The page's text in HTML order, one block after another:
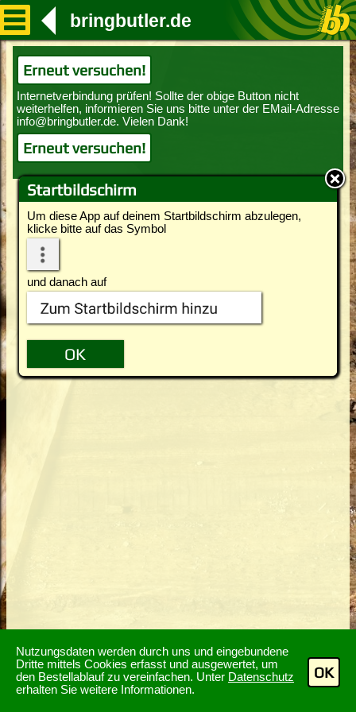
Nutzungsdaten werden durch uns und eingebundene
Dritte mittels Cookies erfasst und ausgewertet, um
den Bestellablauf zu vereinfachen. Unter Datenschutz
erhalten Sie weitere Informationen.
OK
Startbildschirm
Um diese App auf deinem Startbildschirm abzulegen,
klicke bitte auf das Symbol
und danach auf
bringbutler.de
Erneut versuchen!
Erneut versuchen!